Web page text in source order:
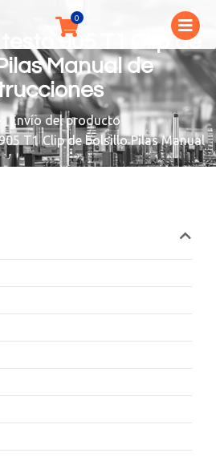
905 T1 Clip de
Manual de
Envío del producto
T1 Clip de bolsillo Pilas Manual